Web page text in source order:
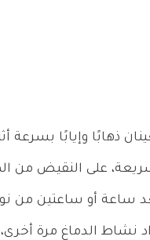
ذهابًا وإيابًا بسرعة
على النقيض من
ساعة أو ساعتين من
نشاط الدماغ مرة